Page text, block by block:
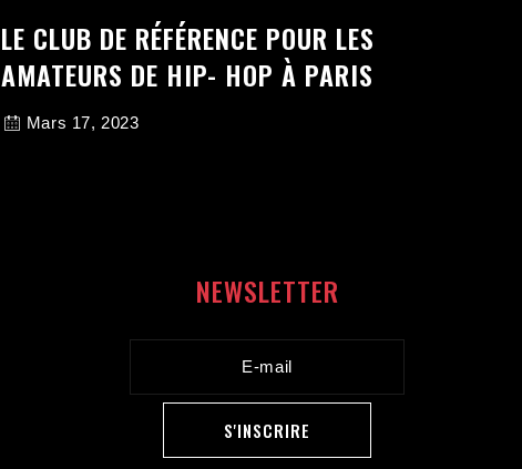
LE CLUB DE RÉFÉRENCE POUR LES
AMATEURS DE HIP- HOP À PARIS
Mars 17, 2023
NEWSLETTER